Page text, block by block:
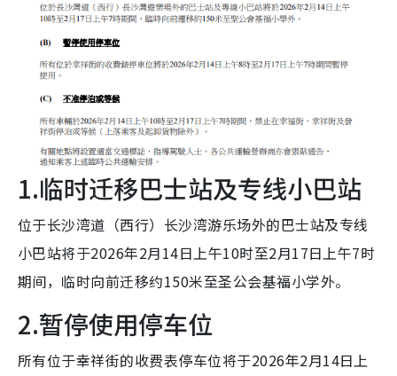
1.临时迁移巴士站及专线小巴站
位于长沙湾道（西行）长沙湾游乐场外的巴士站及专线
小巴站将于2026年2月14日上午10时至2月17日上午7时
期间，临时向前迁移约150米至圣公会基福小学外。
2.暂停使用停车位
所有位于幸祥街的收费表停车位将于2026年2月14日上